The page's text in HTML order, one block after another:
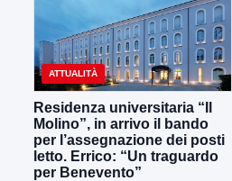
ATTUALITÀ
Residenza universitaria “Il
Molino”, in arrivo il bando
per l’assegnazione dei posti
letto. Errico: “Un traguardo
per Benevento”